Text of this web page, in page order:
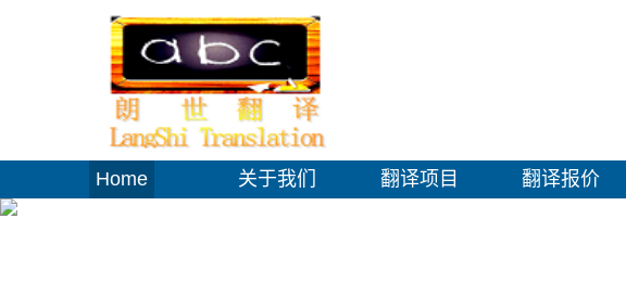
Home 关于我们 翻译项目 翻译报价